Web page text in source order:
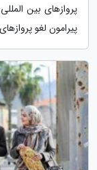
پروازهای بین
پیرامون لغو